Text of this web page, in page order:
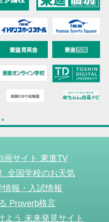
画サイト 東進TV
全国学校のお天気
報・入試情報
Proverb格言
よう 未来発見サイト